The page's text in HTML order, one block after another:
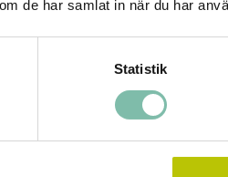
de har samlat in när du har
Statistik